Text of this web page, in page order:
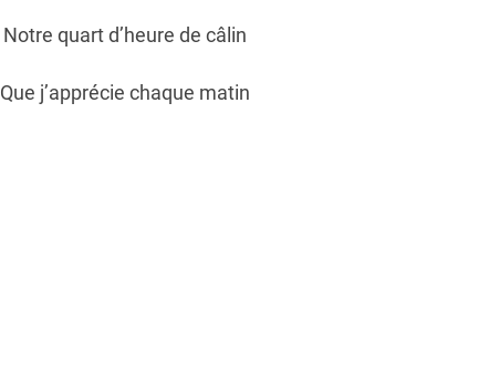
Notre quart d’heure de câlin
Que j’apprécie chaque matin